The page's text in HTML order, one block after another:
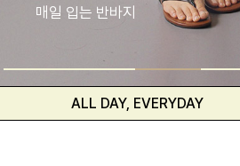
편안하고 자연스러운 핏
DAY, EVERYDAY